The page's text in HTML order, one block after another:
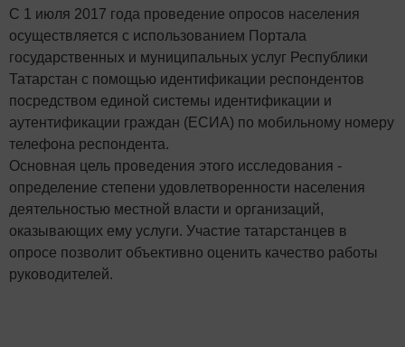
С 1 июля 2017 года проведение опросов населения
осуществляется с использованием Портала
государственных и муниципальных услуг Республики
Татарстан с помощью идентификации респондентов
посредством единой системы идентификации и
аутентификации граждан (ЕСИА) по мобильному номеру
телефона респондента.
Основная цель проведения этого исследования -
определение степени удовлетворенности населения
деятельностью местной власти и организаций,
оказывающих ему услуги. Участие татарстанцев в
опросе позволит объективно оценить качество работы
руководителей.​